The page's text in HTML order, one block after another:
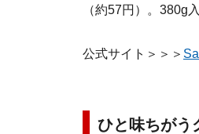
（約57円）。380g
公式サイト＞＞＞
ひと味ちがう